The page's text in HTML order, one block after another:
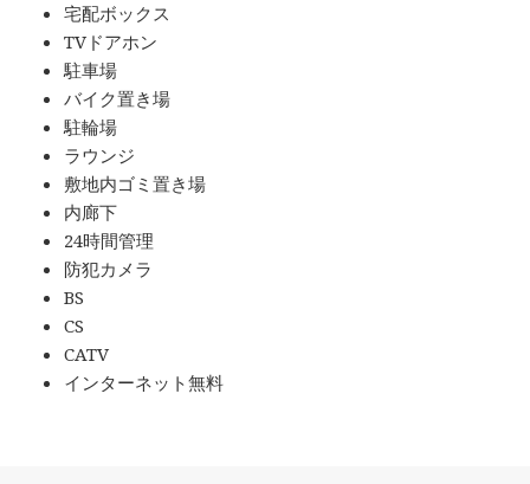
宅配ボックス
TVドアホン
駐車場
バイク置き場
駐輪場
ラウンジ
敷地内ゴミ置き場
内廊下
24時間管理
防犯カメラ
BS
CS
CATV
インターネット無料